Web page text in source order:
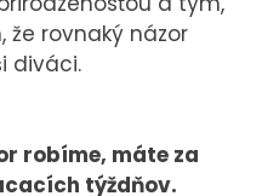
že rovnaký názor
diváci.
robíme, máte za
týždňov.